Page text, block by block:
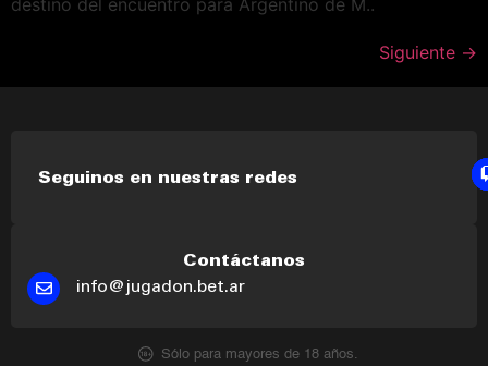
Siguiente →
Seguinos en nuestras redes
Contáctanos
info@jugadon.bet.ar
Sólo para mayores de 18 años.